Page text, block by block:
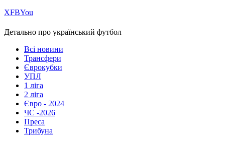
ХFBYou
Детально про український футбол
Всі новини
Трансфери
Єврокубки
УПЛ
1 ліга
2 ліга
Євро - 2024
ЧС -2026
Преса
Трибуна